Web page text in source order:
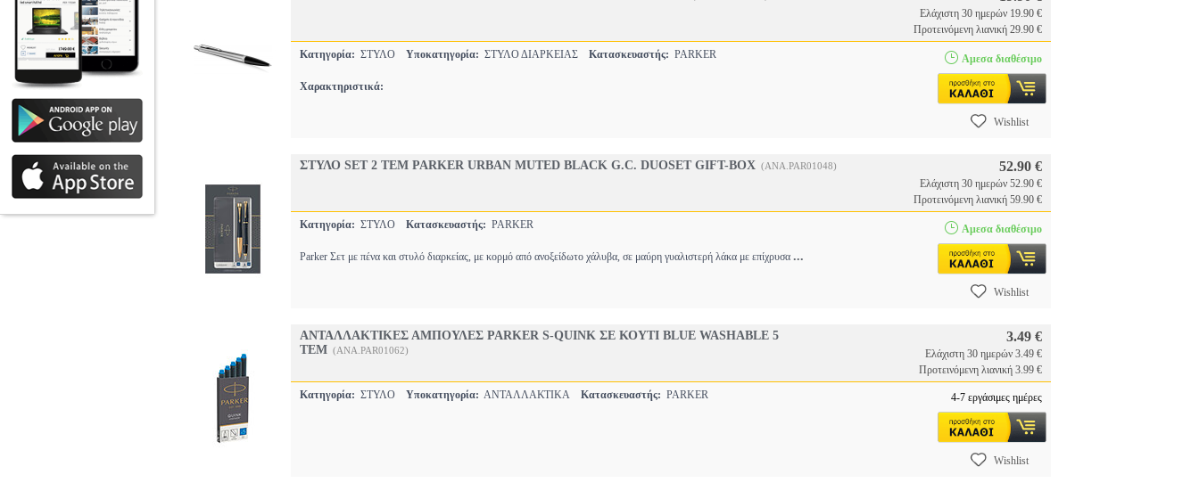
Ελάχιστη 30 ημερών 19.90 €
Προτεινόμενη λιανική 29.90 €
Κατηγορία: ΣΤΥΛΟ Υποκατηγορία: ΣΤΥΛΟ ΔΙΑΡΚΕΙΑΣ Κατασκευαστής: PARKER
Χαρακτηριστικά:
Αμεσα διαθέσιμο
Wishlist
ΣΤΥΛΟ SET 2 ΤΕΜ PARKER URBAN MUTED BLACK G.C. DUOSET GIFT-BOX (ANA.PAR01048) 52.90 €
Ελάχιστη 30 ημερών 52.90 €
Προτεινόμενη λιανική 59.90 €
Κατηγορία: ΣΤΥΛΟ Κατασκευαστής: PARKER
Parker Σετ με πένα και στυλό διαρκείας, με κορμό από ανοξείδωτο χάλυβα, σε μαύρη γυαλιστερή λάκα με επίχρυσα ...
Αμεσα διαθέσιμο
Wishlist
ΑΝΤΑΛΛΑΚΤΙΚΕΣ ΑΜΠΟΥΛΕΣ PARKER S-QUINK ΣΕ ΚΟΥΤΙ BLUE WASHABLE 5
ΤΕΜ (ANA.PAR01062)
3.49 €
Ελάχιστη 30 ημερών 3.49 €
Προτεινόμενη λιανική 3.99 €
Κατηγορία: ΣΤΥΛΟ Υποκατηγορία: ΑΝΤΑΛΛΑΚΤΙΚA Κατασκευαστής: PARKER 4-7 εργάσιμες ημέρες
Wishlist